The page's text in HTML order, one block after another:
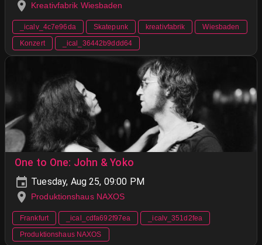
Kreativfabrik Wiesbaden
_icalv_4c7e96da Skatepunk kreativfabrik
Wiesbaden
Konzert
_ical_36442b9ddd64
One to One: John & Yoko
Tuesday, Aug 25, 09:00 PM
Produktionshaus NAXOS
Frankfurt _ical_cdfa692f97ea
_icalv_351d2fea
Produktionshaus NAXOS